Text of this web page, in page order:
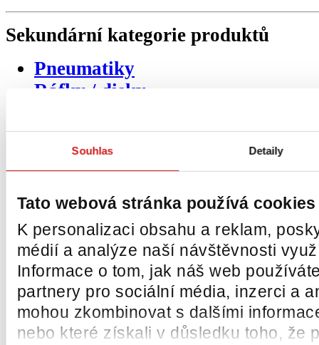
Souhlas Detaily
Tato webová stránka používá cookies
K personalizaci obsahu a reklam,
médií a analýze naší návštěvnosti
Informace o tom, jak náš web
partnery pro sociální média, inzerci a
mohou zkombinovat s dalšími
nebo které získali v důsledku toho, že
Sekundární kategorie produktů
Pneumatiky
Ráfky / disky
BOZP prvky
Přídavná zařízení
Pásové podvozky
Nosné vidlice
Vážicí systémy
Zvedací plošiny
Kola a kladky
Kamerové systémy
Sedačky
Skla na stavební stroje